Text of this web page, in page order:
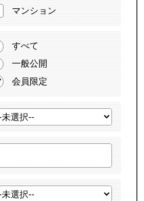
マンション
すべて
一般公開
会員限定